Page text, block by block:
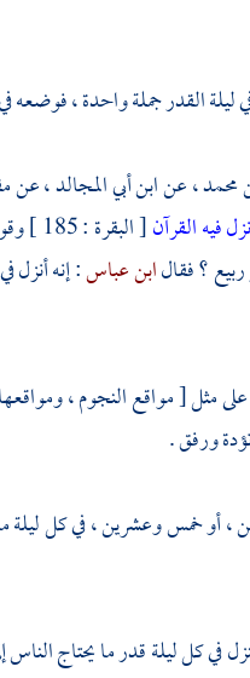
ليلة القدر جملة واحدة ، فوضعه
محمد ،عنابن أبي المجالد ،عن
فيه القرآن[ البقرة : 185 ] وقوله
؟ فقالابن عباس: إنه أنزل
مثل [ مواقع النجوم ،
ورفق .
، أو خمس وعشرين ، في كل ليلة
في كل ليلة قدر ما يحتاج الناس